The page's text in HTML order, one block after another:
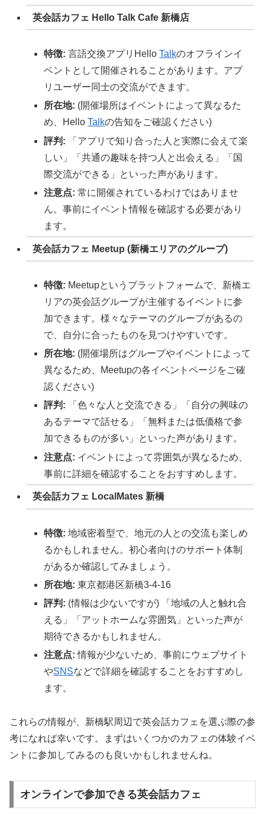
英会話カフェ Hello Talk Cafe 新橋店
特徴: 言語交換アプリHelloTalkのオフラインイ
ベントとして開催されることがあります。アプ
リユーザー同士の交流ができます。
所在地: (開催場所はイベントによって異なるた
め、HelloTalkの告知をご確認ください)
評判: 「アプリで知り合った人と実際に会えて楽
しい」「共通の趣味を持つ人と出会える」「国
際交流ができる」といった声があります。
注意点: 常に開催されているわけではありませ
ん。事前にイベント情報を確認する必要があり
ます。
英会話カフェ Meetup (新橋エリアのグループ)
特徴: Meetupというプラットフォームで、新橋エ
リアの英会話グループが主催するイベントに参
加できます。様々なテーマのグループがあるの
で、自分に合ったものを見つけやすいです。
所在地: (開催場所はグループやイベントによって
異なるため、Meetupの各イベントページをご確
認ください)
評判: 「色々な人と交流できる」「自分の興味の
あるテーマで話せる」「無料または低価格で参
加できるものが多い」といった声があります。
注意点: イベントによって雰囲気が異なるため、
事前に詳細を確認することをおすすめします。
英会話カフェ LocalMates 新橋
特徴: 地域密着型で、地元の人との交流も楽しめ
るかもしれません。初心者向けのサポート体制
があるか確認してみましょう。
所在地: 東京都港区新橋3-4-16
評判: (情報は少ないですが) 「地域の人と触れ合
える」「アットホームな雰囲気」といった声が
期待できるかもしれません。
注意点: 情報が少ないため、事前にウェブサイト
やSNSなどで詳細を確認することをおすすめし
ます。
これらの情報が、新橋駅周辺で英会話カフェを選ぶ際の参
考になれば幸いです。まずはいくつかのカフェの体験イベ
ントに参加してみるのも良いかもしれませんね。
オンラインで参加できる英会話カフェ